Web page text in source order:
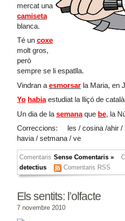
mercat una
camiseta
blanca.
Té un coxe
molt gros,
però
sempre se li espatlla.
Vindran a esmorsarla Maria, en
Yo habiaestudiat la lliçó de
Un dia de la semanaque be, la
Correccions: les / cosina /ahir /
havia / setmana / ve
Comentaris Sense Comentaris »
detectius
Comentaris RSS
Els sentits: l’olfacte
7 novembre 2010